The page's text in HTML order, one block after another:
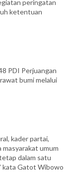
peringatan
ketentuan
PDI Perjuangan
bumi melalui
kader partai,
umum
dalam satu
kata Gatot Wibowo